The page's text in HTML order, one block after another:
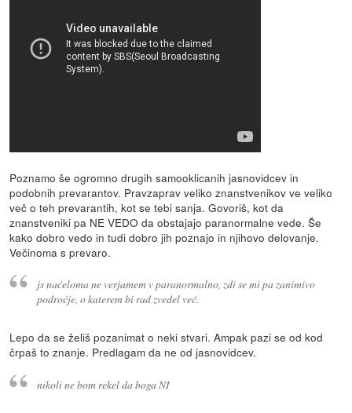
Poznamo še ogromno drugih samooklicanih jasnovidcev in
podobnih prevarantov. Pravzaprav veliko znanstvenikov ve veliko
več o teh prevarantih, kot se tebi sanja. Govoriš, kot da
znanstveniki pa NE VEDO da obstajajo paranormalne vede. Še
kako dobro vedo in tudi dobro jih poznajo in njihovo delovanje.
Večinoma s prevaro.
js naćeloma ne verjamem v paranormalno, zdi se mi pa zanimivo
podroćje, o katerem bi rad zvedel već.
Lepo da se želiš pozanimat o neki stvari. Ampak pazi se od kod
črpaš to znanje. Predlagam da ne od jasnovidcev.
nikoli ne bom rekel da boga NI